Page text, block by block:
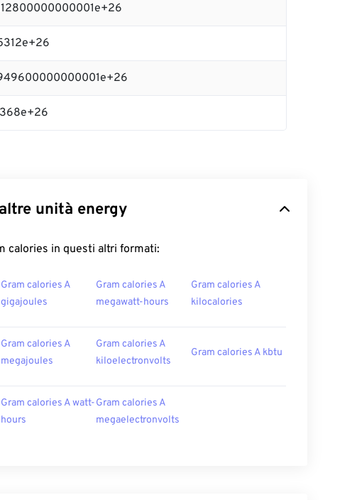
unità energy
calories in questi altri formati:
Gram calories A
gigajoules
Gram calories A
megawatt-hours
Gram calories A
kilocalories
Gram calories A
megajoules
Gram calories A
kiloelectronvolts
Gram calories A kbtu
Gram calories A watt-
hours
Gram calories A
megaelectronvolts